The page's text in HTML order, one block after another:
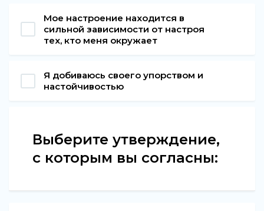
Мое настроение находится в
сильной зависимости от настроя
тех, кто меня окружает
Я добиваюсь своего упорством и
настойчивостью
Выберите утверждение,
с которым вы согласны: